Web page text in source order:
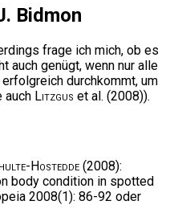
Bidmon
frage ich mich, ob es
auch genügt, wenn nur alle
durchkommt, um
auch Litzgus et al. (2008)).
Hostedde (2008):
body condition in spotted
2008(1): 86-92 oder